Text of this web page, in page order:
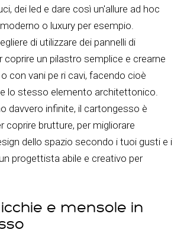
dei led e dare così un'allure ad hoc
o luxury per esempio.
di utilizzare dei pannelli di
un pilastro semplice e crearne
con vani pe ri cavi, facendo cioè
lo stesso elemento architettonico.
davvero infinite, il cartongesso è
coprire brutture, per migliorare
dello spazio secondo i tuoi gusti e i
progettista abile e creativo per
e mensole in